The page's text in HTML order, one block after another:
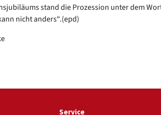
stand die Prozession unter dem
nicht anders“.(epd)
Service